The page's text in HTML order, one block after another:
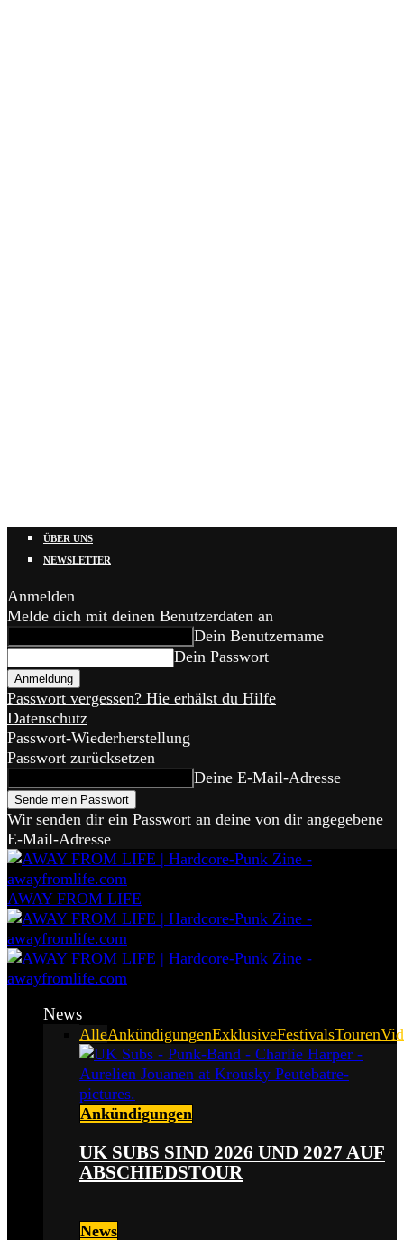
ÜBER UNS
NEWSLETTER
Anmelden
Melde dich mit deinen Benutzerdaten an
Dein Benutzername
Dein Passwort
Passwort vergessen? Hie erhälst du Hilfe
Datenschutz
Passwort-Wiederherstellung
Passwort zurücksetzen
Deine E-Mail-Adresse
Wir senden dir ein Passwort an deine von dir angegebene
E-Mail-Adresse
AWAY FROM LIFE
News
AlleAnkündigungenExklusiveFestivalsTouren
Ankündigungen
UK SUBS SIND 2026 UND 2027 AUF
ABSCHIEDSTOUR
News